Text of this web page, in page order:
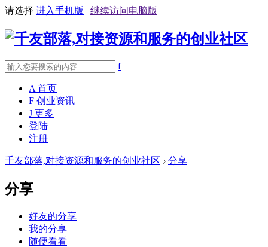
请选择 进入手机版 | 继续访问电脑版
f
A 首页
F 创业资讯
J 更多
登陆
注册
千友部落,对接资源和服务的创业社区 › 分享
分享
好友的分享
我的分享
随便看看